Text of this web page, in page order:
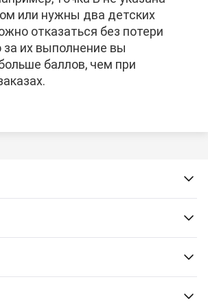
или нужны два детских
отказаться без потери
за их выполнение вы
баллов, чем при
или нужны два детских
отказаться без потери
за их выполнение вы
баллов, чем при
или нужны два детских
отказаться без потери
за их выполнение вы
баллов, чем при